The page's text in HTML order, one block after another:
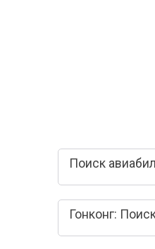
Поиск
Гонконг: